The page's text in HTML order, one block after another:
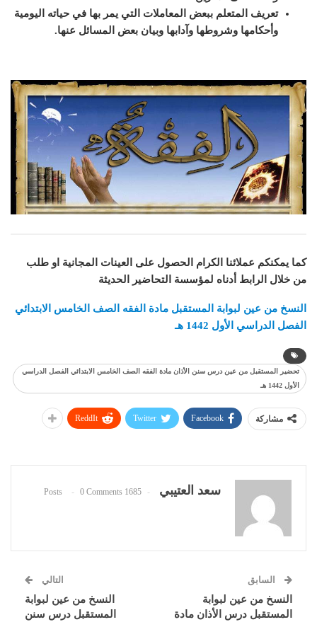
تعريف المتعلم ببعض المعاملات التي يمر بها في حياته اليومية
وأحكامها وشروطها وآدابها وبيان بعض المسائل عنها.
كما يمكنكم عملائنا الكرام الحصول على العينات المجانية او طلب
من خلال الرابط أدناه لمؤسسة التحاضير الحديثة
النسخ من عين لبوابة المستقبل مادة الفقه الصف الخامس الابتدائي
الفصل الدراسي الأول 1442 هـ
تحضير المستقبل من عين درس سنن الأذان مادة الفقه الصف الخامس الابتدائي الفصل الدراسي
الأول 1442 هـ
مشاركة Facebook
Twitter
ReddIt
سعد العتيبي 1685 Posts
0 Comments
السابق
النسخ من عين لبوابة
المستقبل درس الأذان مادة
التالي
النسخ من عين لبوابة
المستقبل درس سنن